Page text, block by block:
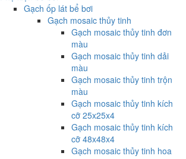
Gạch ốp lát bể bơi
Gạch mosaic thủy tinh
Gạch mosaic thủy tinh đơn
màu
Gạch mosaic thủy tinh dải
màu
Gạch mosaic thủy tinh trộn
màu
Gạch mosaic thủy tinh kích
cỡ 25x25x4
Gạch mosaic thủy tinh kích
cỡ 48x48x4
Gạch mosaic thủy tinh hoa